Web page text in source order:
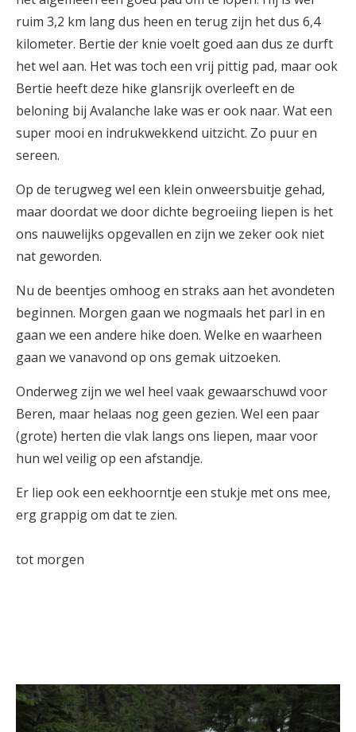
ruim 3,2 km lang dus heen en terug zijn het dus 6,4
kilometer. Bertie der knie voelt goed aan dus ze durft
het wel aan. Het was toch een vrij pittig pad, maar ook
Bertie heeft deze hike glansrijk overleeft en de
beloning bij Avalanche lake was er ook naar. Wat een
super mooi en indrukwekkend uitzicht. Zo puur en
sereen.
Op de terugweg wel een klein onweersbuitje gehad,
maar doordat we door dichte begroeiing liepen is het
ons nauwelijks opgevallen en zijn we zeker ook niet
nat geworden.
Nu de beentjes omhoog en straks aan het avondeten
beginnen. Morgen gaan we nogmaals het parl in en
gaan we een andere hike doen. Welke en waarheen
gaan we vanavond op ons gemak uitzoeken.
Onderweg zijn we wel heel vaak gewaarschuwd voor
Beren, maar helaas nog geen gezien. Wel een paar
(grote) herten die vlak langs ons liepen, maar voor
hun wel veilig op een afstandje.
Er liep ook een eekhoorntje een stukje met ons mee,
erg grappig om dat te zien.
tot morgen